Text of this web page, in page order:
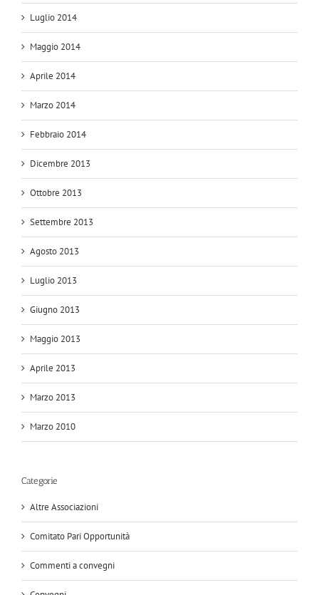
Luglio 2014
Maggio 2014
Aprile 2014
Marzo 2014
Febbraio 2014
Dicembre 2013
Ottobre 2013
Settembre 2013
Agosto 2013
Luglio 2013
Giugno 2013
Maggio 2013
Aprile 2013
Marzo 2013
Marzo 2010
Categorie
Altre Associazioni
Comitato Pari Opportunità
Commenti a convegni